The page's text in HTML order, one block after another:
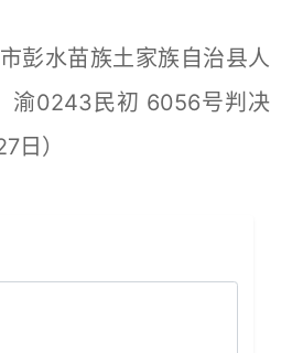
水苗族土家族自治县人
渝0243民初 6056号判决
日）